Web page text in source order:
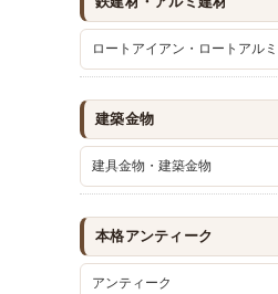
ロートアイアン・ロートアルミ
建築金物
建具金物・建築金物
本格アンティーク
アンティーク